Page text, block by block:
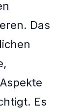
Das
Es